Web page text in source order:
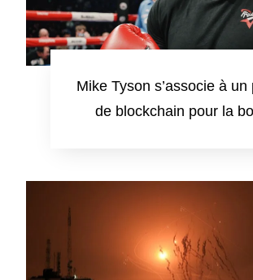
Mike Tyson s’associe à un
de blockchain pour la